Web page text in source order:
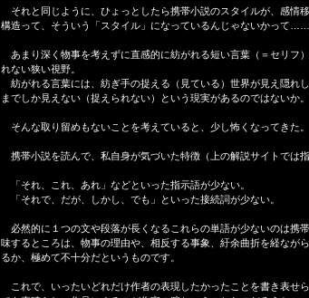
それと同じように、ひょっとしたら携帯小説のスタイルが、感情
構造って、そういう「スタイル」になっているんじゃないかって……
あまり深く物事を考えずに直感的に紡がれる短い言葉（＝セリフ
れない狭い視野。
紡がれる言葉には、紡ぎ手の捉える（見ている）世界が見え隠れ
までしか見えない（捉えられない）という現実があるのではないか。
そんな取り留めもないことを考えていると、少し怖くなってきた。
携帯小説を読んで、私自身が気づいた特徴（上の解説サイトでは
「それ、これ、あれ」などといった指示語が少ない。
「それで、だが、しかし、でも」といった接続詞が少ない。
必然的に１つの文や段落が長くなるこれらの単語が少ないのは携
味するところは、物事の理由や、相反する事象、紆余曲折を経なが
るか、極めて不十分だというものです。
これで、いったいどれだけ作者の表現したかったことを書き表せ